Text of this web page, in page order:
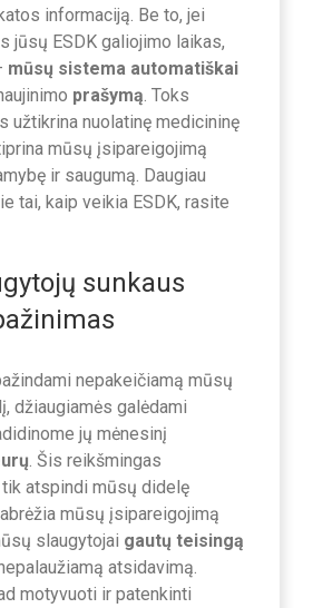
informaciją. Be to, jei
jūsų ESDK galiojimo laikas,
mūsų sistema automatiškai
prašymą . Toks
užtikrina nuolatinę medicininę
mūsų įsipareigojimą
ir saugumą. Daugiau
tai, kaip veikia ESDK, rasite
sunkaus
nepakeičiamą mūsų
džiaugiamės galėdami
jų mėnesinį
. Šis reikšmingas
atspindi mūsų didelę
mūsų įsipareigojimą
slaugytojai gautų teisingą
atsidavimą.
motyvuoti ir patenkinti